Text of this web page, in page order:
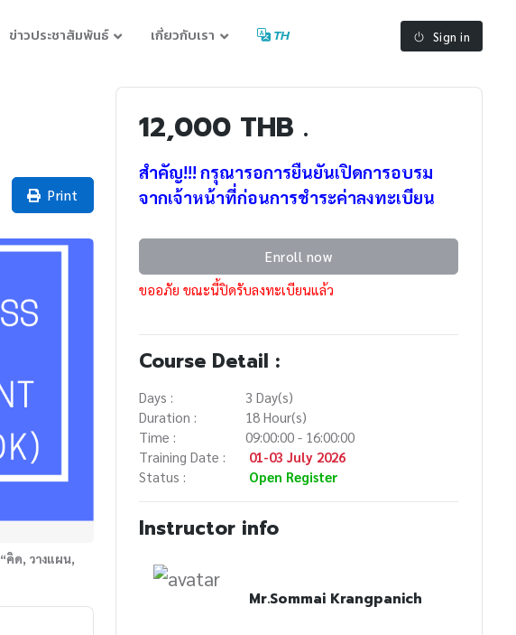
ข่าวประชาสัมพันธ์ เกี่ยวกับเรา TH Sign in
Print
“คิด, วางแผน,
12,000 THB .
สำคัญ!!! กรุณารอการยืนยันเปิดการอบรม
จากเจ้าหน้าที่ก่อนการชำระค่าลงทะเบียน
Enroll now
ขออภัย ขณะนี้ปิดรับลงทะเบียนแล้ว
Course Detail :
Days :
3 Day(s)
Duration :
18 Hour(s)
Time :
09:00:00 - 16:00:00
Training Date :
01-03 July 2026
Status :
Open Register
Instructor info
Mr.Sommai Krangpanich